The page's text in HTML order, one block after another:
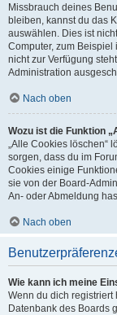
Missbrauch deines
bleiben, kannst du das
auswählen. Dies ist
Computer, zum Beispiel
nicht zur Verfügung
Administration
Nach oben
Wozu ist die Funktion
„Alle Cookies löschen“
sorgen, dass du im
Cookies einige
sie von der Board-
An- oder Abmeldung
Nach oben
Wie kann ich meine
Wenn du dich
Datenbank des Boards